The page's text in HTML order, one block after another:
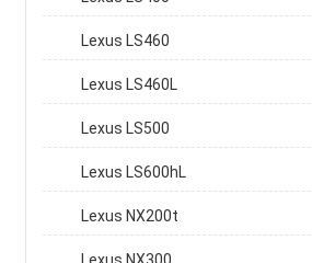
Lexus LS460
Lexus LS460L
Lexus LS500
Lexus LS600hL
Lexus NX200t